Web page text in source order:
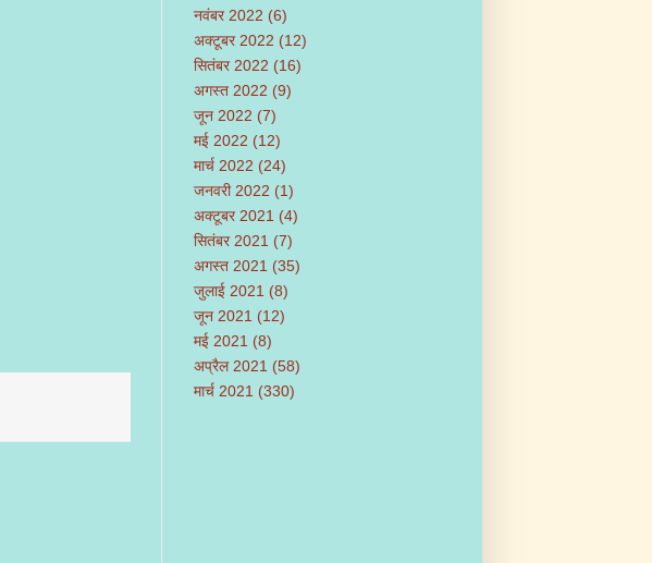
नवंबर 2022 (6)
अक्टूबर 2022 (12)
सितंबर 2022 (16)
अगस्त 2022 (9)
जून 2022 (7)
मई 2022 (12)
मार्च 2022 (24)
जनवरी 2022 (1)
अक्टूबर 2021 (4)
सितंबर 2021 (7)
अगस्त 2021 (35)
जुलाई 2021 (8)
जून 2021 (12)
मई 2021 (8)
अप्रैल 2021 (58)
मार्च 2021 (330)